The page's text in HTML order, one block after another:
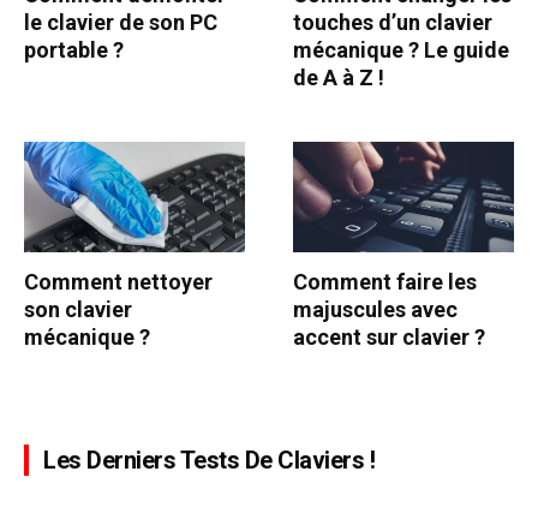
le clavier de son PC
portable ?
touches d’un clavier
mécanique ? Le guide
de A à Z !
Comment nettoyer
son clavier
mécanique ?
Comment faire les
majuscules avec
accent sur clavier ?
Les Derniers Tests De Claviers !